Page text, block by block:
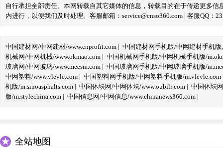
自行承担全部责任。本网转载自其它媒体的信息，转载目的在于传递更多
内进行，以便我们及时处理。客服邮箱：service@cnso360.com | 客服QQ：
中国建材网/中网建材/www.cnprofit.com | 中国建材网手机版/中网建材手机版
机械网/中网机械/www.okmao.com | 中国机械网手机版/中网机械手机版/
玻璃网/中网玻璃/www.meesm.com | 中国玻璃网手机版/中网玻璃手机版/
中网塑料/www.vlevle.com | 中国塑料网手机版/中网塑料手机版/m.vlevle.com
机版/m.sinoasphalts.com | 中国体坛网/中网体坛/www.oubili.com | 中国体坛
版/m.stylechina.com | 中国信息网/中网信息/www.chinanews360.com |
全站地图